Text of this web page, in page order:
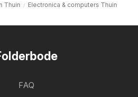
Thuin Electronica & computers Thuin
FAQ